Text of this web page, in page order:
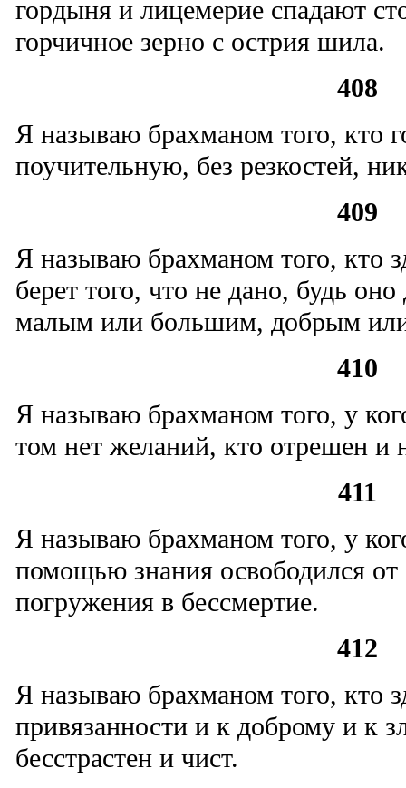
гордыня и лицемерие спадают
горчичное зерно с острия шила.
408
Я называю брахманом того, кто
поучительную, без резкостей,
409
Я называю брахманом того, кто
берет того, что не дано, будь
малым или большим, добрым
410
Я называю брахманом того, у
том нет желаний, кто отрешен и
411
Я называю брахманом того, у
помощью знания освободился от
погружения в бессмертие.
412
Я называю брахманом того, кто
привязанности и к доброму и к
бесстрастен и чист.